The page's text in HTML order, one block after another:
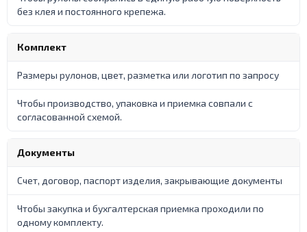
без клея и постоянного крепежа.
Комплект
Размеры рулонов, цвет, разметка или логотип по запросу
Чтобы производство, упаковка и приемка совпали с
согласованной схемой.
Документы
Счет, договор, паспорт изделия, закрывающие документы
Чтобы закупка и бухгалтерская приемка проходили по
одному комплекту.